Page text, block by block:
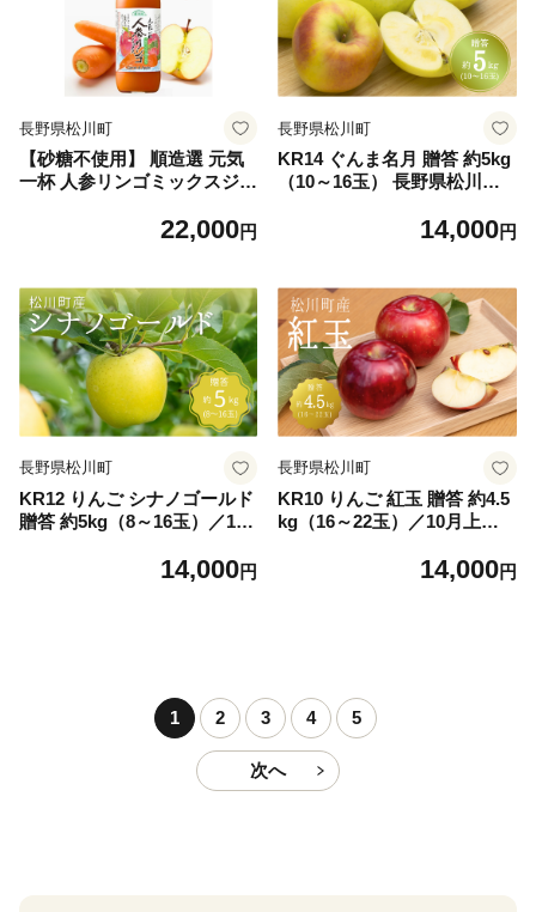
長野県松川町
【砂糖不使用】 順造選 元気
一杯 人参リンゴミックスジュ
0％）1000ml × 6本［MK13］
野菜 果物 無加糖 無香料 無着
色 健康 美容 栄養補給
22,000円
長野県松川町
KR14 ぐんま名月 贈答 約5kg
（10～16玉） 長野県松川町
長野県 南信州 リンゴ 林檎 ギ
14,000円
長野県松川町
KR12 りんご シナノゴールド
贈答 約5kg（8～16玉）／10
南信州 ギフト リンゴ 林檎 黄
14,000円
長野県松川町
KR10 りんご 紅玉 贈答 約4.5
kg（16～22玉）／10月上旬
松川町産 ギフトリンゴ 林檎
14,000円
1 2 3 4 5
次へ